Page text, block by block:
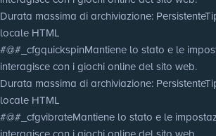
Durata massima di archiviazione: Persistente
locale HTML
#@#_cfgquickspinMantiene lo stato e le
interagisce con i giochi online del sito web.
Durata massima di archiviazione: Persistente
locale HTML
#@#_cfgvibrateMantiene lo stato e le